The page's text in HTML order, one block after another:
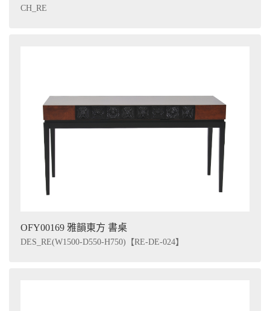
CH_RE
OFY00169 雅韻東方 書桌
DES_RE(W1500-D550-H750)【RE-DE-024】